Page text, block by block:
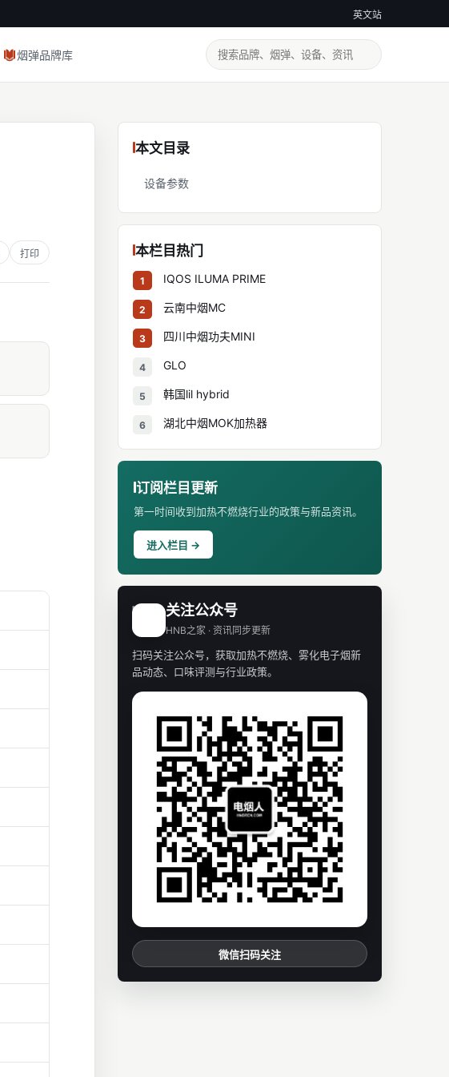
英文站
烟弹品牌库
打印
本文目录
设备参数
本栏目热门
1 IQOS ILUMA PRIME
2 云南中烟MC
3 四川中烟功夫MINI
4 GLO
5 韩国lil hybrid
6 湖北中烟MOK加热器
订阅栏目更新
第一时间收到加热不燃烧行业的政策与新品资讯。
进入栏目 →
H 关注公众号
HNB之家 · 资讯同步更新
扫码关注公众号，获取加热不燃烧、雾化电子烟新
品动态、口味评测与行业政策。
微信扫码关注